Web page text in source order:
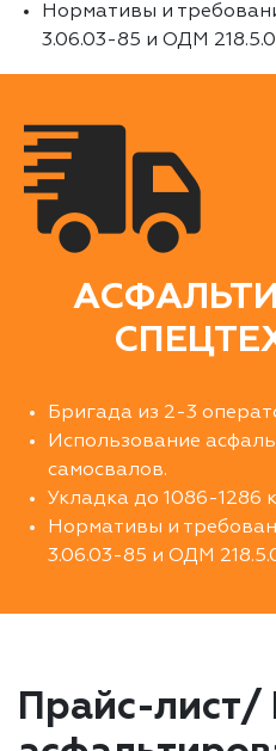
Нормативы и
3.06.03-85 и ОДМ
Бригада из 2-3
Использование
самосвалов.
Укладка до 1086-1286
Нормативы и
3.06.03-85 и ОДМ
Прайс-